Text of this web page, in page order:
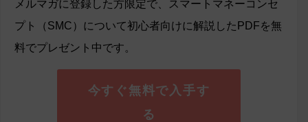
メルマガに登録した方限定で、スマートマネーコンセ
プト（SMC）について初心者向けに解説したPDFを無
料でプレゼント中です。
今すぐ無料で入手す
る